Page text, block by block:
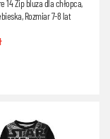
14 Zip bluza dla chłopca,
Rozmiar 7-8 lat